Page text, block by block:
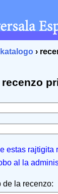
katalogo ›
recenzo
estas rajtigita
al la
de la recenzo: